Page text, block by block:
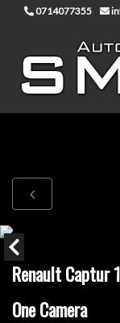
0714077355
Renault Captur
One Camera